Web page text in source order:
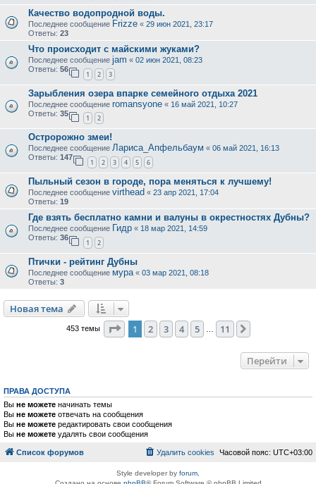
Качество водопродной воды.
Последнее сообщение Frizze « 29 июн 2021, 23:17
Ответы: 23
Что происходит с майскими жуками?
Последнее сообщение jam « 02 июн 2021, 08:23
Ответы: 56
1 2 3
Зарыбления озера впарке семейного отдыха 2021
Последнее сообщение romansyone « 16 май 2021, 10:27
Ответы: 35
1 2
Остророжно змеи!
Последнее сообщение Лариса_Апфельбаум « 06 май 2021, 16:13
Ответы: 147
1 2 3 4 5 6
Пыльный сезон в городе, пора меняться к лучшему!
Последнее сообщение virthead « 23 апр 2021, 17:04
Ответы: 19
Где взять бесплатно камни и валуны в окрестностях Дубны?
Последнее сообщение Гидр « 18 мар 2021, 14:59
Ответы: 36
1 2
Птички - рейтинг Дубны
Последнее сообщение мура « 03 мар 2021, 08:18
Ответы: 3
Новая тема
453 темы Страница из 11
1 2 3 4 5 11
Перейти
ПРАВА ДОСТУПА
Вы не можете начинать темы
Вы не можете отвечать на сообщения
Вы не можете редактировать свои сообщения
Вы не можете удалять свои сообщения
Список форумов Часовой пояс: UTC+03:00
Удалить cookies
Style developer by forum,